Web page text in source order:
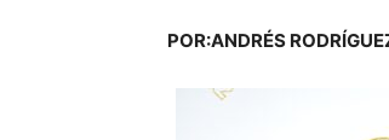
POR:ANDRÉS